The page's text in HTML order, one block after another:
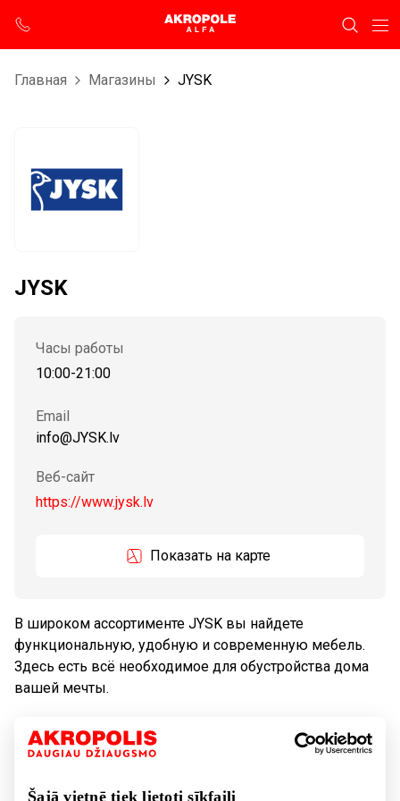
Šajā vietnē tiek lietoti sīkfaili
Главная Магазины JYSK
JYSK
Часы работы
10:00-21:00
Email
info@JYSK.lv
Веб-сайт
https://www.jysk.lv
Показать на карте
В широком ассортименте JYSK вы найдете
функциональную, удобную и современную мебель.
Здесь есть всё необходимое для обустройства дома
вашей мечты.
Товары для дома, бытовая техника Tовары
Товары для дома, бытовая техника